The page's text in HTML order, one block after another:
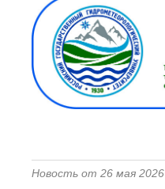
Новость от 26 мая 2026